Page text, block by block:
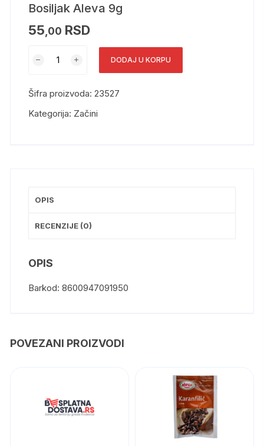
Bosiljak Aleva 9g
55 ,00 RSD
DODAJ U KORPU
Šifra proizvoda:23527
Kategorija: Začini
OPIS
RECENZIJE (0)
OPIS
Barkod: 8600947091950
POVEZANI PROIZVODI